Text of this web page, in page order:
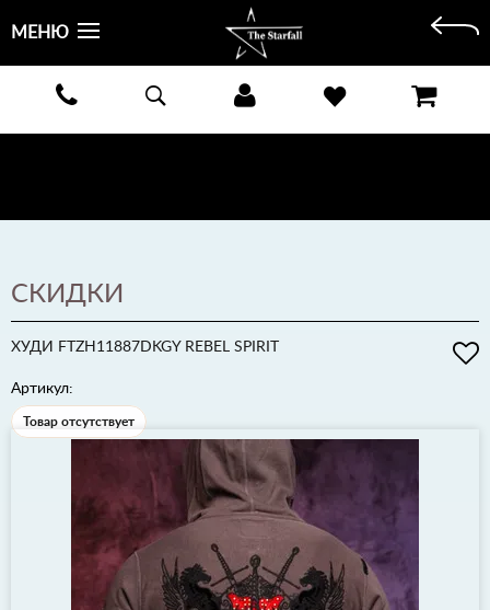
БЕСПЛАТНАЯ ДОСТАВКА КУРЬЕРОМ ИЛИ ПОЧТОЙ ПО ВСЕЙ РОССИИ! ОПЛАТА ПРИ ПОЛУЧЕНИИ
ПОДРОБНЕЕ >
МЕНЮ
СКИДКИ
ХУДИ FTZH11887DKGY REBEL SPIRIT
Артикул:
Товар отсутствует